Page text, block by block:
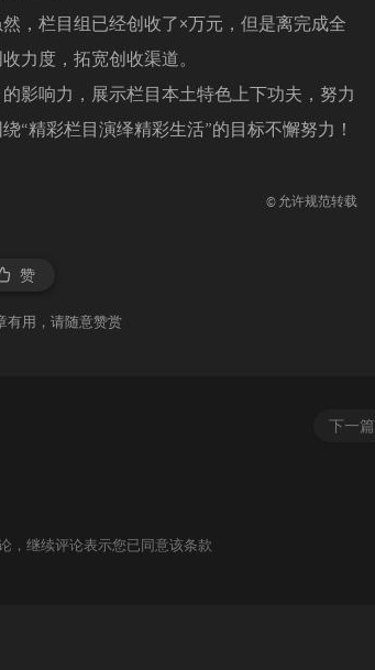
栏目组已经创收了×万元，但是离完成全
力度，拓宽创收渠道。
响力，展示栏目本土特色上下功夫，努力
“精彩栏目演绎精彩生活”的目标不懈努力！
© 允许规范转载
赞
有用，请随意赞赏
下一篇
，继续评论表示您已同意该条款